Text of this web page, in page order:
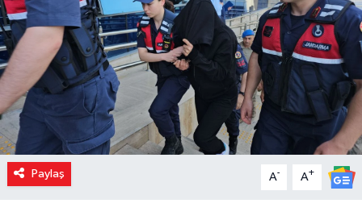
Paylaş A- A+